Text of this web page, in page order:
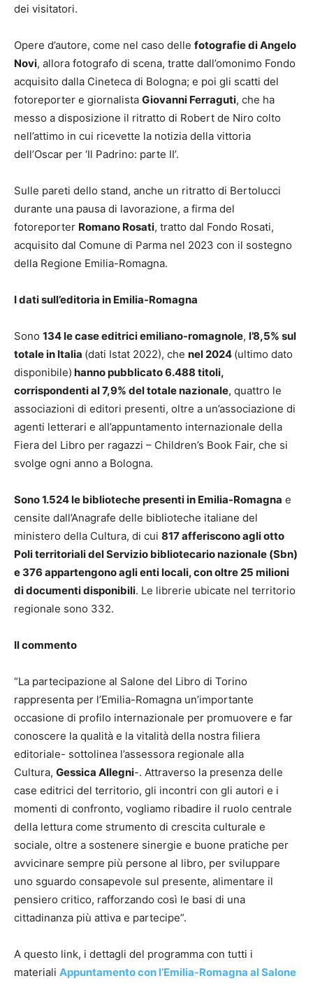
dei visitatori.
Opere d’autore, come nel caso delle fotografie di Angelo
Novi, allora fotografo di scena, tratte dall’omonimo Fondo
acquisito dalla Cineteca di Bologna; e poi gli scatti del
fotoreporter e giornalista Giovanni Ferraguti, che ha
messo a disposizione il ritratto di Robert de Niro colto
nell’attimo in cui ricevette la notizia della vittoria
dell’Oscar per ‘Il Padrino: parte II’.
Sulle pareti dello stand, anche un ritratto di Bertolucci
durante una pausa di lavorazione, a firma del
fotoreporter Romano Rosati, tratto dal Fondo Rosati,
acquisito dal Comune di Parma nel 2023 con il sostegno
della Regione Emilia-Romagna.
I dati sull’editoria in Emilia-Romagna
Sono 134 le case editrici emiliano-romagnole, l’8,5% sul
totale in Italia (dati Istat 2022), che nel 2024 (ultimo dato
disponibile) hanno pubblicato 6.488 titoli,
corrispondenti al 7,9% del totale nazionale, quattro le
associazioni di editori presenti, oltre a un’associazione di
agenti letterari e all’appuntamento internazionale della
Fiera del Libro per ragazzi – Children’s Book Fair, che si
svolge ogni anno a Bologna.
Sono 1.524 le biblioteche presenti in Emilia-Romagna e
censite dall’Anagrafe delle biblioteche italiane del
ministero della Cultura, di cui 817 afferiscono agli otto
Poli territoriali del Servizio bibliotecario nazionale (Sbn)
e 376 appartengono agli enti locali, con oltre 25 milioni
di documenti disponibili. Le librerie ubicate nel territorio
regionale sono 332.
Il commento
“La partecipazione al Salone del Libro di Torino
rappresenta per l’Emilia-Romagna un’importante
occasione di profilo internazionale per promuovere e far
conoscere la qualità e la vitalità della nostra filiera
editoriale- sottolinea l’assessora regionale alla
Cultura, Gessica Allegni-. Attraverso la presenza delle
case editrici del territorio, gli incontri con gli autori e i
momenti di confronto, vogliamo ribadire il ruolo centrale
della lettura come strumento di crescita culturale e
sociale, oltre a sostenere sinergie e buone pratiche per
avvicinare sempre più persone al libro, per sviluppare
uno sguardo consapevole sul presente, alimentare il
pensiero critico, rafforzando così le basi di una
cittadinanza più attiva e partecipe”.
A questo link, i dettagli del programma con tutti i
materiali Appuntamento con l’Emilia-Romagna al Salone